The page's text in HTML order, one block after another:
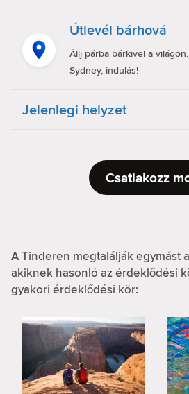
Útlevél bárhová
Állj párba bárkivel a
Sydney, indulás!
Jelenlegi helyzet
Csatlakozz
A Tinderen megtalálják egymást
akiknek hasonló az érdeklődési
gyakori érdeklődési kör: